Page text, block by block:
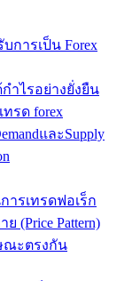
การเป็น Forex
ำไรอย่างยั่งยืน
รด forex
และSupply
ารเทรดฟอเร็ก
(Price Pattern)
ณะตรงกัน